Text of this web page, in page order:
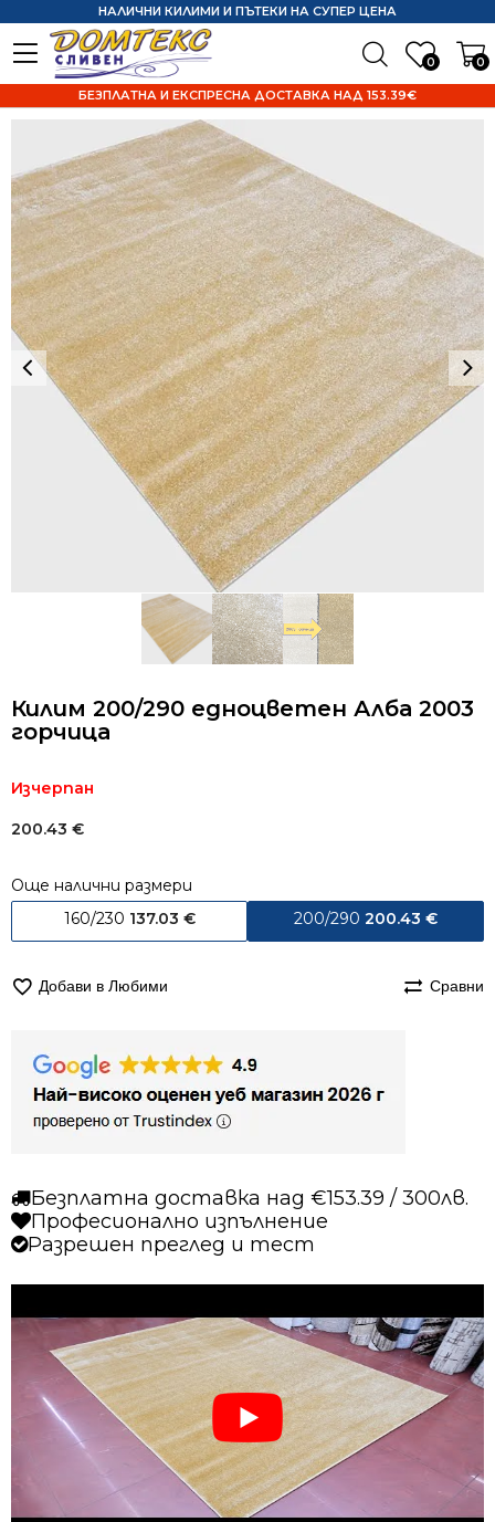
0 0
НАЛИЧНИ КИЛИМИ И ПЪТЕКИ НА СУПЕР ЦЕНА
БЕЗПЛАТНА И ЕКСПРЕСНА ДОСТАВКА НАД 153.39€
Килим 200/290 едноцветен Алба 2003
горчица
Изчерпан
200.43 €
Още налични размери
160/230 137.03 € 200/290 200.43 €
Добави в Любими Сравни
Безплатна доставка над €153.39 / 300лв.
Професионално изпълнение
Разрешен преглед и тест